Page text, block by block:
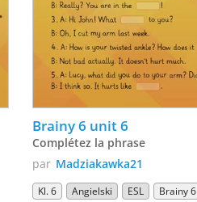
Brainy 6 unit 6
Complétez la phrase
par Madziakawka21
Kl. 6 Angielski ESL Brainy 6